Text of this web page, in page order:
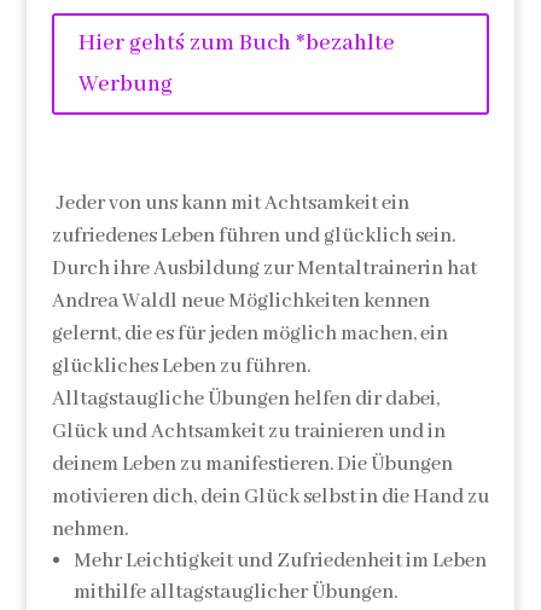
Hier geht´s zum Buch *bezahlte
Werbung
Jeder von uns kann mit Achtsamkeit ein
zufriedenes Leben führen und glücklich sein.
Durch ihre Ausbildung zur Mentaltrainerin hat
Andrea Waldl neue Möglichkeiten kennen
gelernt, die es für jeden möglich machen, ein
glückliches Leben zu führen.
Alltagstaugliche Übungen helfen dir dabei,
Glück und Achtsamkeit zu trainieren und in
deinem Leben zu manifestieren. Die Übungen
motivieren dich, dein Glück selbst in die Hand zu
nehmen.
Mehr Leichtigkeit und Zufriedenheit im Leben
mithilfe alltagstauglicher Übungen.